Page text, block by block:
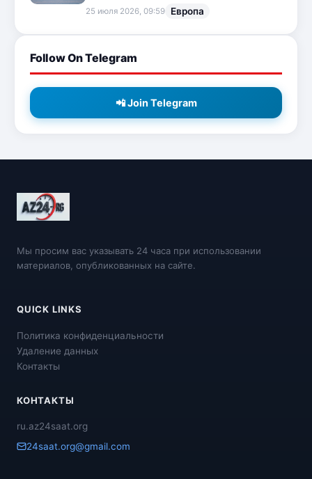
25 июля 2026, 09:59 Европа
Follow On Telegram
📲 Join Telegram
Мы просим вас указывать 24 часа при использовании
материалов, опубликованных на сайте.
QUICK LINKS
Политика конфиденциальности
Удаление данных
Контакты
КОНТАКТЫ
ru.az24saat.org
24saat.org@gmail.com